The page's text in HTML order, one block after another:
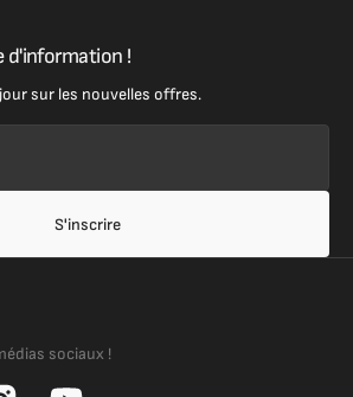
d'information !
sur les nouvelles offres.
S'inscrire
sociaux !